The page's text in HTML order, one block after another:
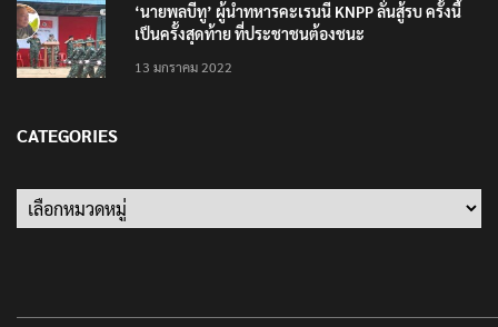
‘นายพลบีทู’ ผู้นำทหารคะเรนนี KNPP ลั่นสู้รบ ครั้งนี้
เป็นครั้งสุดท้าย ที่ประชาชนต้องชนะ
13 มกราคม 2022
CATEGORIES
Categories